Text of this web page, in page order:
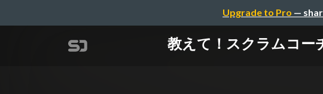
Upgrade to Pro —
教えて！スクラムコー